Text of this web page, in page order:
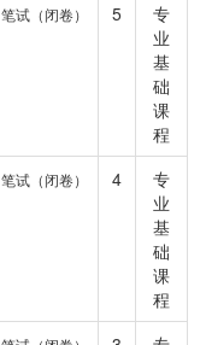
笔试（闭卷） 5
专
业
基
础
课
程
笔试（闭卷） 4
专
业
基
础
课
程